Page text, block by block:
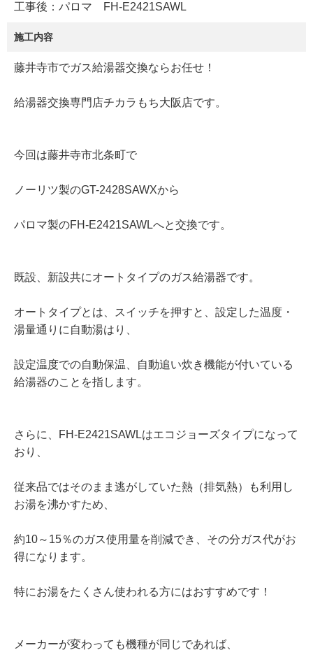
工事後：パロマ FH-E2421SAWL
施工内容
藤井寺市でガス給湯器交換ならお任せ！
給湯器交換専門店チカラもち大阪店です。
今回は藤井寺市北条町で
ノーリツ製のGT-2428SAWXから
パロマ製のFH-E2421SAWLへと交換です。
既設、新設共にオートタイプのガス給湯器です。
オートタイプとは、スイッチを押すと、設定した温度・
湯量通りに自動湯はり、
設定温度での自動保温、自動追い炊き機能が付いている
給湯器のことを指します。
さらに、FH-E2421SAWLはエコジョーズタイプになって
おり、
従来品ではそのまま逃がしていた熱（排気熱）も利用し
お湯を沸かすため、
約10～15％のガス使用量を削減でき、その分ガス代がお
得になります。
特にお湯をたくさん使われる方にはおすすめです！
メーカーが変わっても機種が同じであれば、